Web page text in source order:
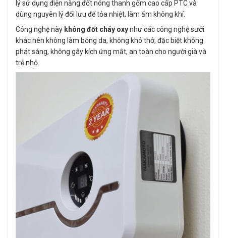
lý sử dụng điện năng đốt nóng thanh gốm cao cấp PTC và
dùng nguyên lý đối lưu để tỏa nhiệt, làm ấm không khí.
Công nghệ này không đốt cháy oxynhư các công nghệ sưởi
khác nên không làm bỏng da, không khó thở, đặc biệt không
phát sáng, không gây kích ứng mắt, an toàn cho người già và
trẻ nhỏ.